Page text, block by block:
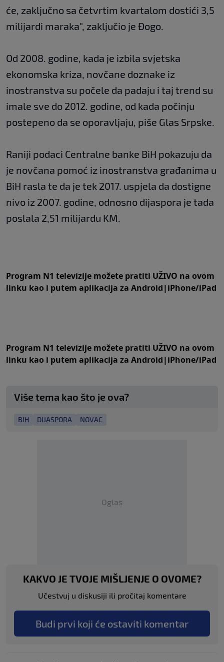
će, zaključno sa četvrtim kvartalom dostići 3,5
milijardi maraka", zaključio je Đogo.
Od 2008. godine, kada je izbila svjetska
ekonomska kriza, novčane doznake iz
inostranstva su počele da padaju i taj trend su
imale sve do 2012. godine, od kada počinju
postepeno da se oporavljaju, piše Glas Srpske.
Raniji podaci Centralne banke BiH pokazuju da
je novčana pomoć iz inostranstva građanima u
BiH rasla te da je tek 2017. uspjela da dostigne
nivo iz 2007. godine, odnosno dijaspora je tada
poslala 2,51 milijardu KM.
Program N1 televizije možete pratiti UŽIVO na ovom
linku kao i putem aplikacija za Android|iPhone/iPad
Program N1 televizije možete pratiti UŽIVO na ovom
linku kao i putem aplikacija za Android|iPhone/iPad
Više tema kao što je ova?
BIH DIJASPORA NOVAC
Oglas
KAKVO JE TVOJE MIŠLJENJE O OVOME?
Učestvuj u diskusiji ili pročitaj komentare
Budi prvi koji će ostaviti komentar